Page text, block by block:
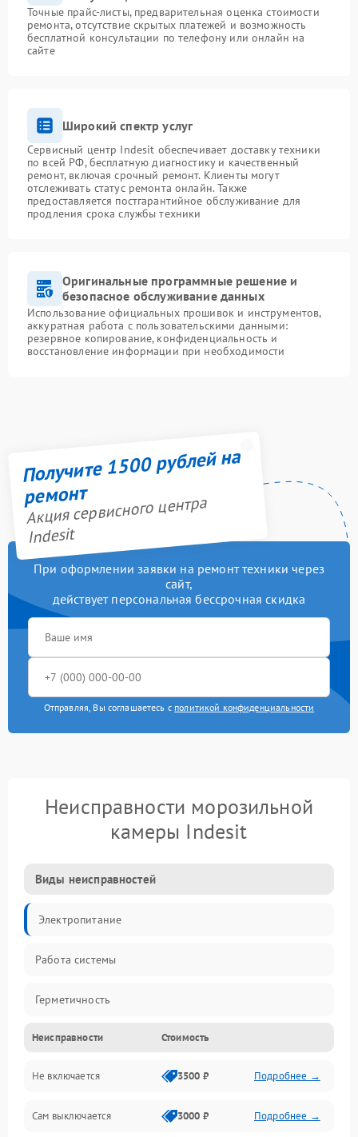
Точные прайс-листы, предварительная оценка стоимости
ремонта, отсутствие скрытых платежей и возможность
бесплатной консультации по телефону или онлайн на
сайте
Широкий спектр услуг
Сервисный центр Indesit обеспечивает доставку техники
по всей РФ, бесплатную диагностику и качественный
ремонт, включая срочный ремонт. Клиенты могут
отслеживать статус ремонта онлайн. Также
предоставляется постгарантийное обслуживание для
продления срока службы техники
Оригинальные программные решение и
безопасное обслуживание данных
Использование официальных прошивок и инструментов,
аккуратная работа с пользовательскими данными:
резервное копирование, конфиденциальность и
восстановление информации при необходимости
Получите 1500 рублей на
ремонт
Акция сервисного центра
Indesit
При оформлении заявки на ремонт техники через
сайт,
действует персональная бессрочная скидка
Отправляя, Вы соглашаетесь с политикой конфиденциальности
Неисправности морозильной
камеры Indesit
Виды неисправностей
Электропитание
Работа системы
Герметичность
Механика
Неисправности Стоимость
Не включается 3500 ₽ Подробнее →
Сам выключается 3000 ₽ Подробнее →